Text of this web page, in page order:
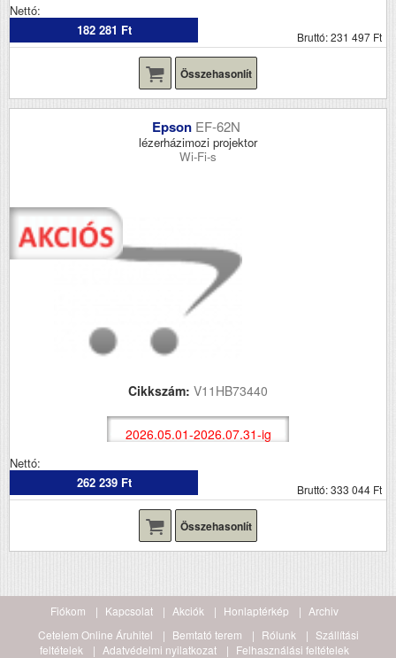
Nettó:
182 281 Ft
Bruttó: 231 497 Ft
Összehasonlít
Epson EF-62N
lézerházimozi projektor
Wi-Fi-s
Cikkszám: V11HB73440
2026.05.01-2026.07.31-ig
Nettó:
262 239 Ft
Bruttó: 333 044 Ft
Összehasonlít
Fiókom Kapcsolat Akciók Honlaptérkép
Archiv
Cetelem Online Áruhitel
Bemtató terem Rólunk
Szállítási
feltételek
Adatvédelmi nyilatkozat
Felhasználási feltételek